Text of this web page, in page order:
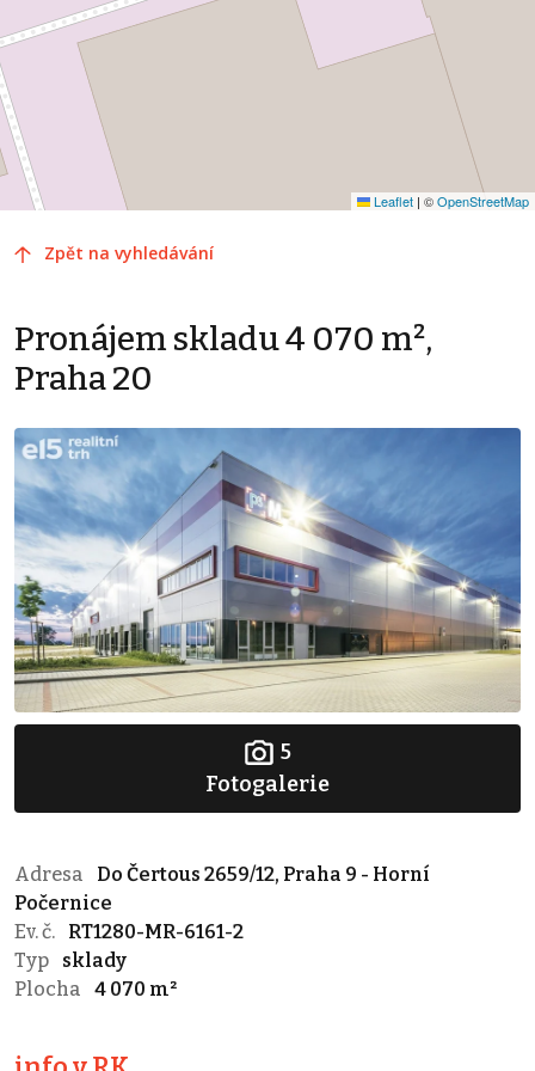
Leaflet | ©OpenStreetMap
Zpět na vyhledávání
Pronájem skladu 4 070 m²,
Praha 20
5
Fotogalerie
Adresa
Do Čertous 2659/12, Praha 9 - Horní
Počernice
Ev. č.
RT1280-MR-6161-2
Typ
sklady
Plocha
4 070 m²